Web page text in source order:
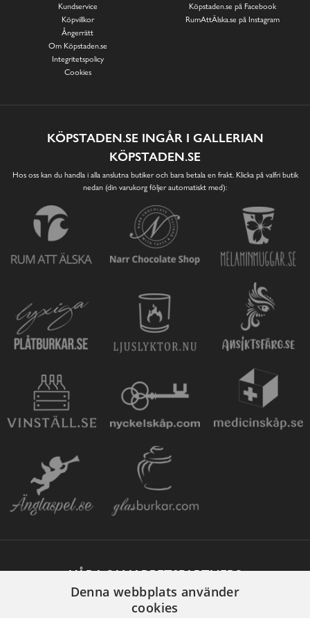
Kundservice
Köpvillkor
Ångerrätt
Om Köpstaden.se
Integritetspolicy
Cookies
Köpstaden.se på Facebook
RumAttÄlska.se på Instagram
KÖPSTADEN.SE INGÅR I GALLERIAN
KÖPSTADEN.SE
Hos oss kan du handla i alla anslutna butiker och bara betala en frakt. Klicka på valfri butik
nedan (din varukorg följer automatiskt med):
VÅRA SAMARBETSPARTNERS
Denna webbplats använder
cookies